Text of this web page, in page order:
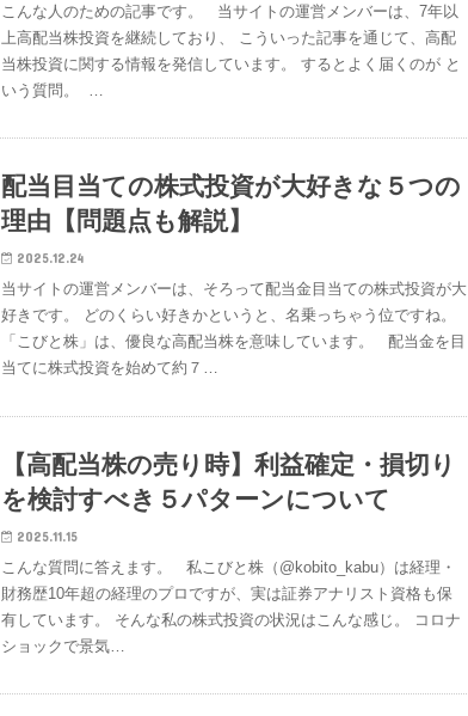
こんな人のための記事です。 当サイトの運営メンバーは、7年以
上高配当株投資を継続しており、 こういった記事を通じて、高配
当株投資に関する情報を発信しています。 するとよく届くのが と
いう質問。 …
配当目当ての株式投資が大好きな５つの
理由【問題点も解説】
2025.12.24
当サイトの運営メンバーは、そろって配当金目当ての株式投資が大
好きです。 どのくらい好きかというと、名乗っちゃう位ですね。
「こびと株」は、優良な高配当株を意味しています。 配当金を目
当てに株式投資を始めて約７…
【高配当株の売り時】利益確定・損切り
を検討すべき５パターンについて
2025.11.15
こんな質問に答えます。 私こびと株（@kobito_kabu）は経理・
財務歴10年超の経理のプロですが、実は証券アナリスト資格も保
有しています。 そんな私の株式投資の状況はこんな感じ。 コロナ
ショックで景気…